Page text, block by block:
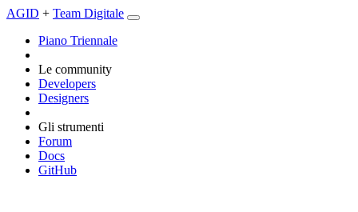
AGID + Team Digitale
Piano Triennale
Le community
Developers
Designers
Gli strumenti
Forum
Docs
GitHub